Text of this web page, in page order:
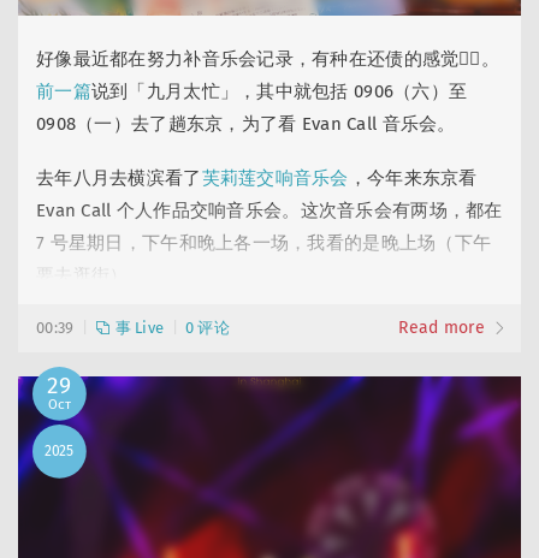
好像最近都在努力补音乐会记录，有种在还债的感觉🤦‍♂️。
前一篇说到「九月太忙」，其中就包括 0906（六）至
0908（一）去了趟东京，为了看 Evan Call 音乐会。
去年八月去横滨看了芙莉莲交响音乐会 ，今年来东京看
Evan Call 个人作品交响音乐会。这次音乐会有两场，都在
7 号星期日，下午和晚上各一场，我看的是晚上场（下午
要去逛街）。
音乐会的地点是有乐町的东京国际论坛（Tokyo
International Forum）C 厅，我是二轮开票才买的票，只
分到了一层后排，但这个厅不大，还是可以看清。顺便一
说，这个音乐会也开了海外购票通道（不需要填日本手机
号……
00:39 事 Live 0 评论 Read more
29
Oct
2025